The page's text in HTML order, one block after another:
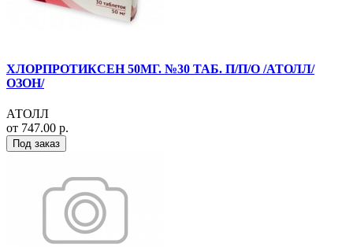
ХЛОРПРОТИКСЕН 50МГ. №30 ТАБ. П/П/О /АТОЛЛ/
ОЗОН/
АТОЛЛ
от 747.00 р.
Под заказ